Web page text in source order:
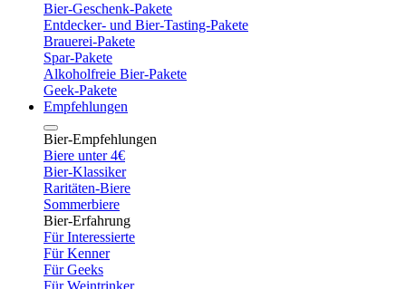
Bier-Geschenk-Pakete
Entdecker- und Bier-Tasting-Pakete
Brauerei-Pakete
Spar-Pakete
Alkoholfreie Bier-Pakete
Geek-Pakete
Empfehlungen
Bier-Empfehlungen
Biere unter 4€
Bier-Klassiker
Raritäten-Biere
Sommerbiere
Bier-Erfahrung
Für Interessierte
Für Kenner
Für Geeks